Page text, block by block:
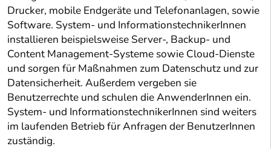
Drucker, mobile Endgeräte und Telefonanlagen, sowie
Software. System- und InformationstechnikerInnen
installieren beispielsweise Server-, Backup- und
Content Management-Systeme sowie Cloud-Dienste
und sorgen für Maßnahmen zum Datenschutz und zur
Datensicherheit. Außerdem vergeben sie
Benutzerrechte und schulen die AnwenderInnen ein.
System- und InformationstechnikerInnen sind weiters
im laufenden Betrieb für Anfragen der BenutzerInnen
zuständig.